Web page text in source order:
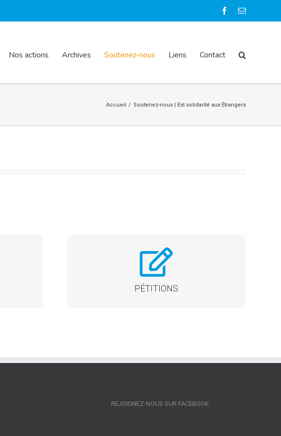
Facebook
Email
Nos actions Archives Soutenez-nous Liens Contact
Accueil / Soutenez-nous | Est solidarité aux Étrangers
PÉTITIONS
SIGNER NOS PÉTITIONS
Cliquez ici
REJOIGNEZ-NOUS SUR FACEBOOK